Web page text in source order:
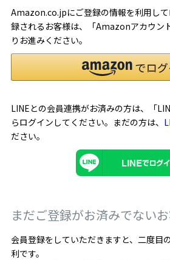
Amazon.co.jpにご登録の情報を利用し
録されるお客様は、「Amazonアカウン
りお進みください。
LINEとの会員連携がお済みの方は、「
らログインしてください。まだの方は、
ださい。
まだご登録がお済みでない
会員登録をしていただきますと、二度目
利です。